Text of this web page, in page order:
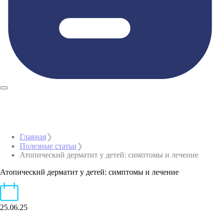
Главная
Полезные статьи
Атопический дерматит у детей: симптомы и лечение
Атопический дерматит у детей: симптомы и лечение
25.06.25